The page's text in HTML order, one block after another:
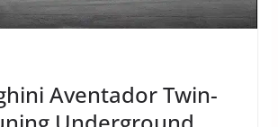
Aventador Twin-